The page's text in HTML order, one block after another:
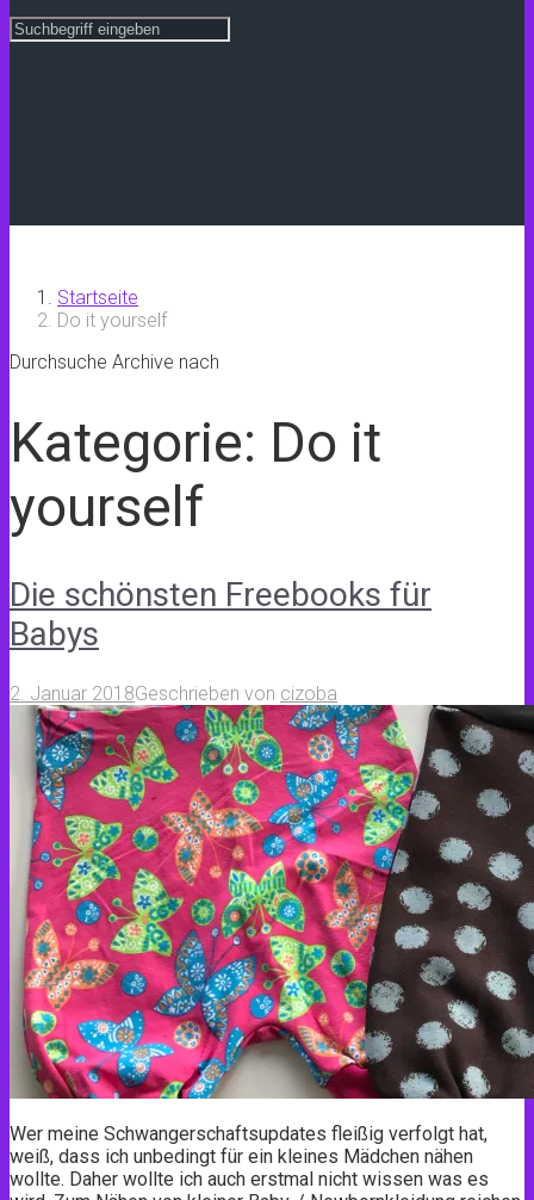
Startseite
Do it yourself
Durchsuche Archive nach
Kategorie: Do it
yourself
Die schönsten Freebooks für
Babys
2. Januar 2018Geschrieben von cizoba
Wer meine Schwangerschaftsupdates fleißig verfolgt hat,
weiß, dass ich unbedingt für ein kleines Mädchen nähen
wollte. Daher wollte ich auch erstmal nicht wissen was es